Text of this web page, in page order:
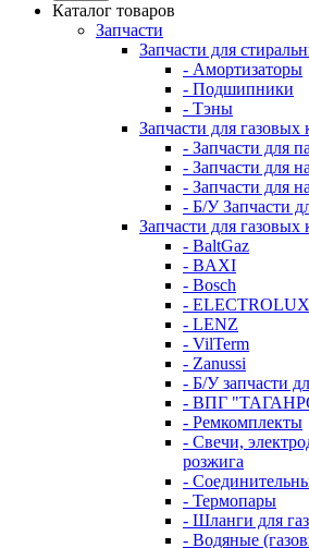
Каталог товаров
Запчасти
Запчасти для
- Амортизаторы
- Подшипники
- Тэны
Запчасти для газовых
- Запчасти для
- Запчасти для
- Запчасти для
- Б/У Запчасти
Запчасти для газовых
- BaltGaz
- BAXI
- Bosch
- ELECTROLUX
- LENZ
- VilTerm
- Zanussi
- Б/У запчасти
- ВПГ
- Ремкомплекты
- Свечи,
розжига
-
- Термопары
- Шланги для
- Водяные